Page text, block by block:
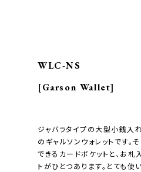
WLC-NS
[Garson Wallet]
ジャバラタイプの大型小銭入
のギャルソンウォレットです
できるカードポケットと、お
トがひとつあります。とても使